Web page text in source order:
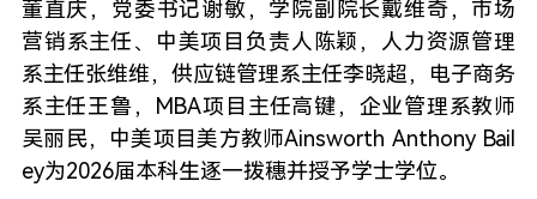
董直庆，党委书记谢敏，学院副院长戴维奇，市场
营销系主任、中美项目负责人陈颖，人力资源管理
系主任张维维，供应链管理系主任李晓超，电子商务
系主任王鲁，MBA项目主任高键，企业管理系教师
吴丽民，中美项目美方教师Ainsworth Anthony Bail
ey为2026届本科生逐一拨穗并授予学士学位。